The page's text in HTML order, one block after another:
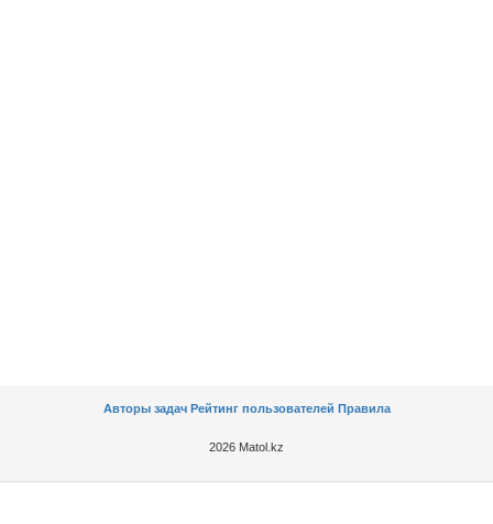
Авторы задач Рейтинг пользователей Правила
2026 Matol.kz